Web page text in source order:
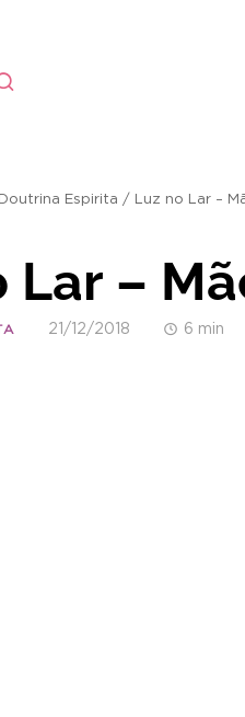
Doutrina Espirita / Luz no Lar –
Lar –
21/12/2018 6 min